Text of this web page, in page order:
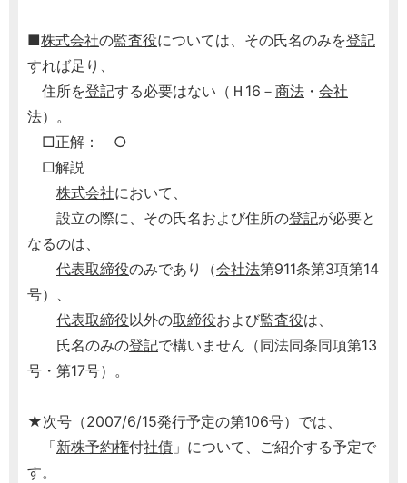
■株式会社の監査役については、その氏名のみを登記
すれば足り、
住所を登記する必要はない（Ｈ16－ 商法 ・ 会社
法）。
□正解： ○
□解説
株式会社において、
設立の際に、その氏名および住所の登記が必要と
なるのは、
代表取締役のみであり（会社法第911条第3項第14
号）、
代表取締役以外の取締役および監査役は、
氏名のみの登記で構いません（同法同条同項第13
号・第17号）。
★次号（2007/6/15発行予定の第106号）では、
「新株予約権付社債 」について、ご紹介する予定で
す。